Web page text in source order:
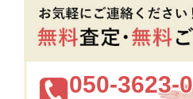
050-3623-